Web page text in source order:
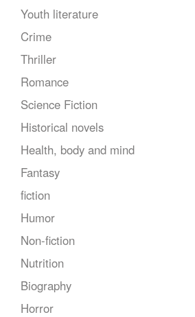
Youth literature
Crime
Thriller
Romance
Science Fiction
Historical novels
Health, body and mind
Fantasy
fiction
Humor
Non-fiction
Nutrition
Biography
Horror